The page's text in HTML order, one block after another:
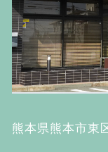
熊本県熊本市東